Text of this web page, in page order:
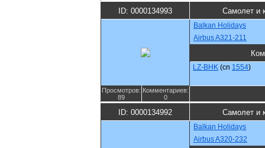
ID: 0000134993 Самолет и
Balkan Holidays
Airbus A321-211
LZ-BHK (cn 1554)
Просмотров:
89
Комментариев:
0
ID: 0000134992 Самолет и
Balkan Holidays
Airbus A320-232